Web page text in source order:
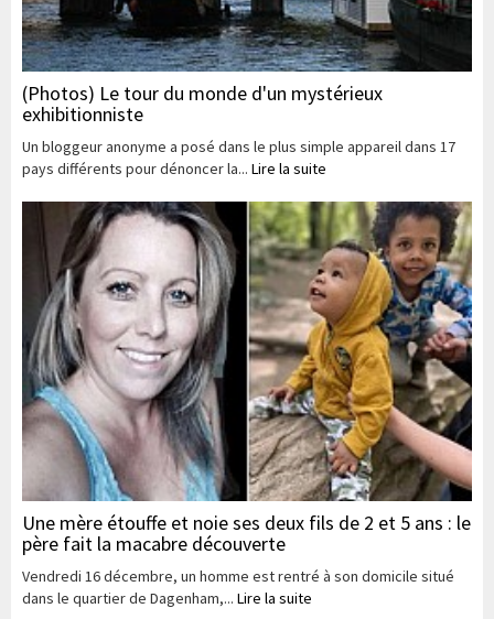
(Photos) Le tour du monde d'un mystérieux
exhibitionniste
Un bloggeur anonyme a posé dans le plus simple appareil dans 17
pays différents pour dénoncer la... Lire la suite
Une mère étouffe et noie ses deux fils de 2 et 5 ans : le
père fait la macabre découverte
Vendredi 16 décembre, un homme est rentré à son domicile situé
dans le quartier de Dagenham,... Lire la suite